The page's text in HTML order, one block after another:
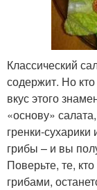
Классический
содержит. Но
вкус этого
«основу»
гренки-
грибы – и вы
Поверьте, те,
грибами,